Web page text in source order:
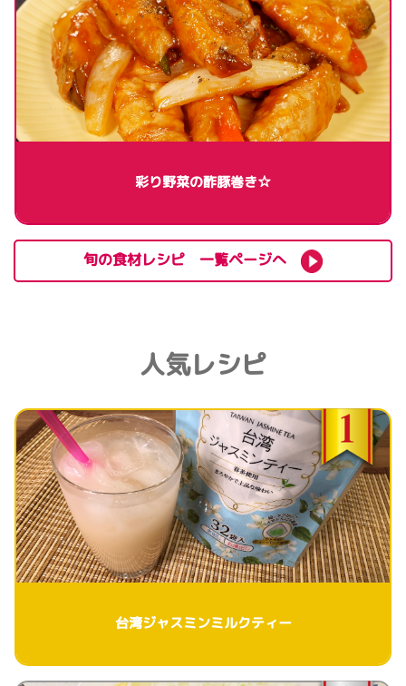
彩り野菜の酢豚巻き☆
旬の食材レシピ 一覧ページへ
人気レシピ
台湾ジャスミンミルクティー